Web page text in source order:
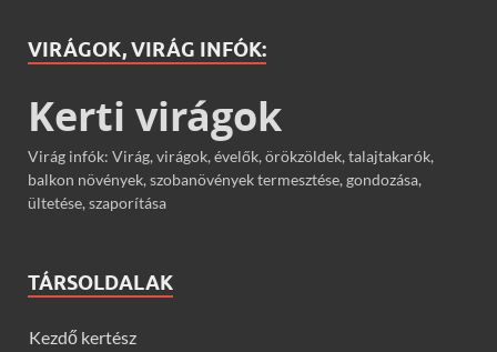
VIRÁGOK, VIRÁG INFÓK:
Kerti virágok
Virág infók: Virág, virágok, évelők, örökzöldek, talajtakarók,
balkon növények, szobanövények termesztése, gondozása,
ültetése, szaporítása
TÁRSOLDALAK
Kezdő kertész